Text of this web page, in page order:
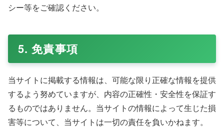
シー等をご確認ください。
5. 免責事項
当サイトに掲載する情報は、可能な限り正確な情報を提供
するよう努めていますが、内容の正確性・安全性を保証す
るものではありません。当サイトの情報によって生じた損
害等について、当サイトは一切の責任を負いかねます。